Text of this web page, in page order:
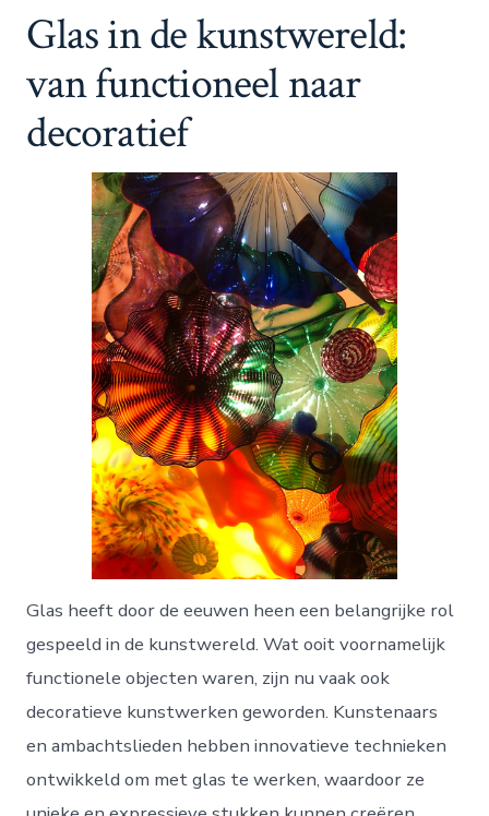
Glas in de kunstwereld:
van functioneel naar
decoratief
Glas heeft door de eeuwen heen een belangrijke rol
gespeeld in de kunstwereld. Wat ooit voornamelijk
functionele objecten waren, zijn nu vaak ook
decoratieve kunstwerken geworden. Kunstenaars
en ambachtslieden hebben innovatieve technieken
ontwikkeld om met glas te werken, waardoor ze